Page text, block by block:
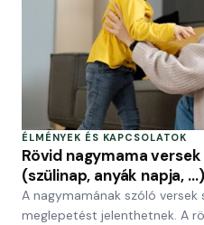
ÉLMÉNYEK ÉS KAPCSOLATOK
Rövid nagymama
(szülinap, anyák napja, …)
A nagymamának szóló versek
meglepetést jelenthetnek. A